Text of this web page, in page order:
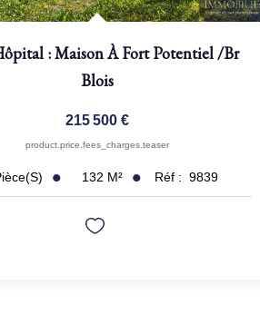
: Maison À Fort Potentiel /br
Blois
215 500 €
product.price.fees_charges.teaser
132 M² Réf : 9839